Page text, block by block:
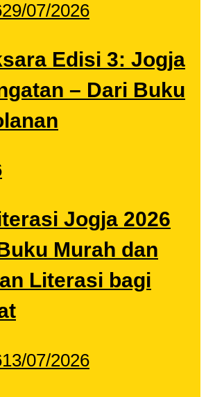
29/07/2026
Edisi 3: Jogja
– Dari Buku
Jogja 2026
Murah dan
Literasi bagi
13/07/2026